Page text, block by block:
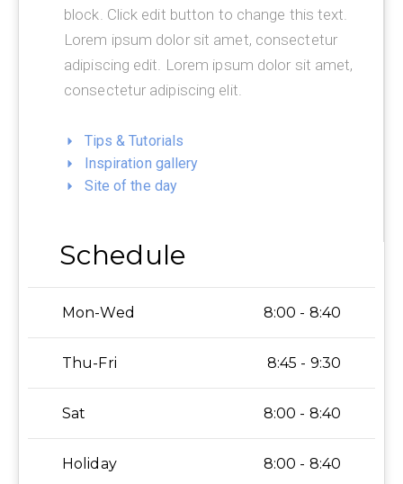
block. Click edit button to change this text.
Lorem ipsum dolor sit amet, consectetur
adipiscing edit. Lorem ipsum dolor sit amet,
consectetur adipiscing elit.
Tips & Tutorials
Inspiration gallery
Site of the day
Schedule
Mon-Wed 8:00 - 8:40
Thu-Fri 8:45 - 9:30
Sat 8:00 - 8:40
Holiday 8:00 - 8:40